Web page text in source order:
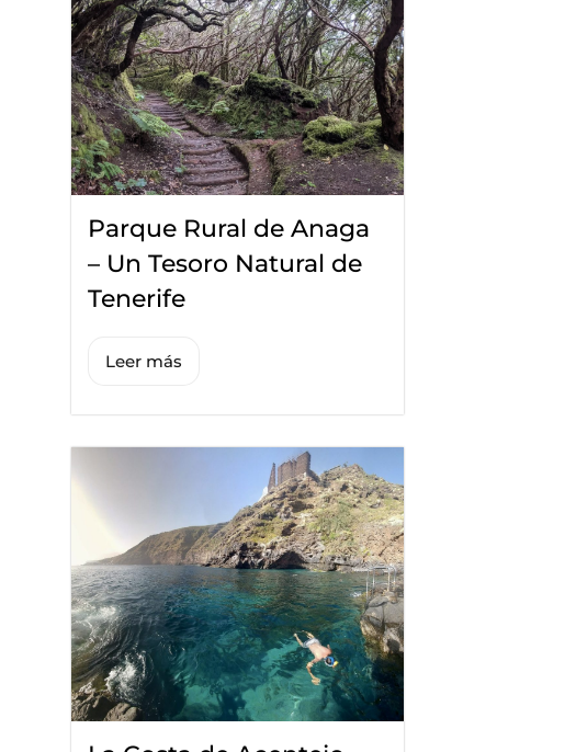
Parque Rural de Anaga
– Un Tesoro Natural de
Tenerife
Leer más